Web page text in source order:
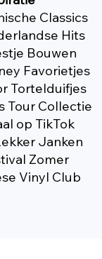
Classics
Hits
Bouwen
Favorietjes
Tortelduifjes
Tour Collectie
op TikTok
Janken
Zomer
Vinyl Club